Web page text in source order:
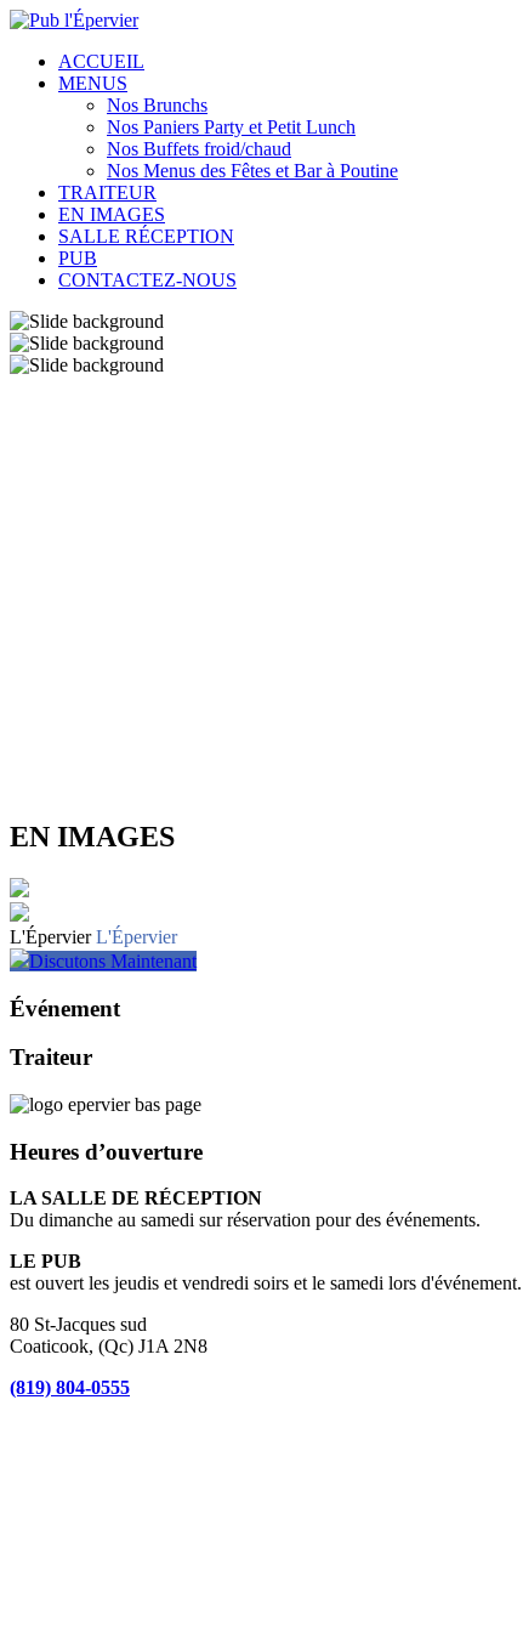
ACCUEIL
MENUS
Nos Brunchs
Nos Paniers Party et Petit Lunch
Nos Buffets froid/chaud
Nos Menus des Fêtes et Bar à Poutine
TRAITEUR
EN IMAGES
SALLE RÉCEPTION
PUB
CONTACTEZ-NOUS
EN IMAGES
L'Épervier L'Épervier
Discutons Maintenant
Événement
Traiteur
Heures d’ouverture
LA SALLE DE RÉCEPTION
Du dimanche au samedi sur réservation pour des événements.
LE PUB
est ouvert les jeudis et vendredi soirs et le samedi lors d'événement.
80 St-Jacques sud
Coaticook, (Qc) J1A 2N8
(819) 804-0555